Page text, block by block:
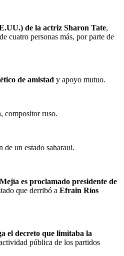
de la actriz Sharon Tate,
cuatro personas más, por parte de
de amistad y apoyo mutuo.
, compositor ruso.
de un estado saharaui.
es proclamado presidente de
que derribó a Efrain Ríos
el decreto que limitaba la
pública de los partidos